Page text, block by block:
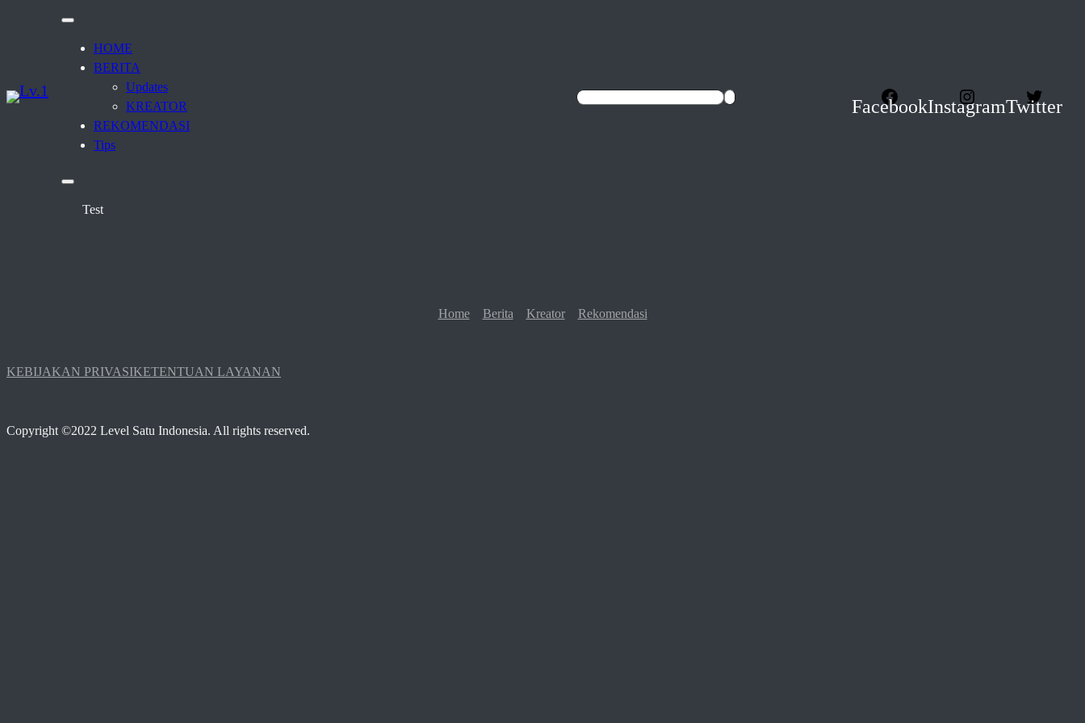
HOME
BERITA
Updates
KREATOR
REKOMENDASI
Tips
FacebookInstagramTwitter
Test
Home Berita Kreator Rekomendasi
KEBIJAKAN PRIVASIKETENTUAN LAYANAN
Copyright ©2022 Level Satu Indonesia. All rights reserved.